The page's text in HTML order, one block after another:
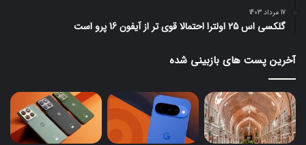
17 مرداد 1403
گلکسی اس 25 اولترا احتمالا قوی تر از آیفون 16 پرو است
آخرین پست های بازبینی شده